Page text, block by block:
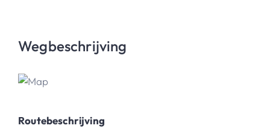
Wegbeschrijving
Routebeschrijving